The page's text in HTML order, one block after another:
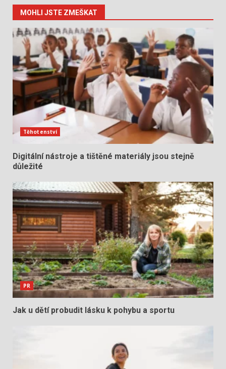
MOHLI JSTE ZMEŠKAT
Těhotenství
Digitální nástroje a tištěné materiály jsou stejně
důležité
PR
Jak u dětí probudit lásku k pohybu a sportu